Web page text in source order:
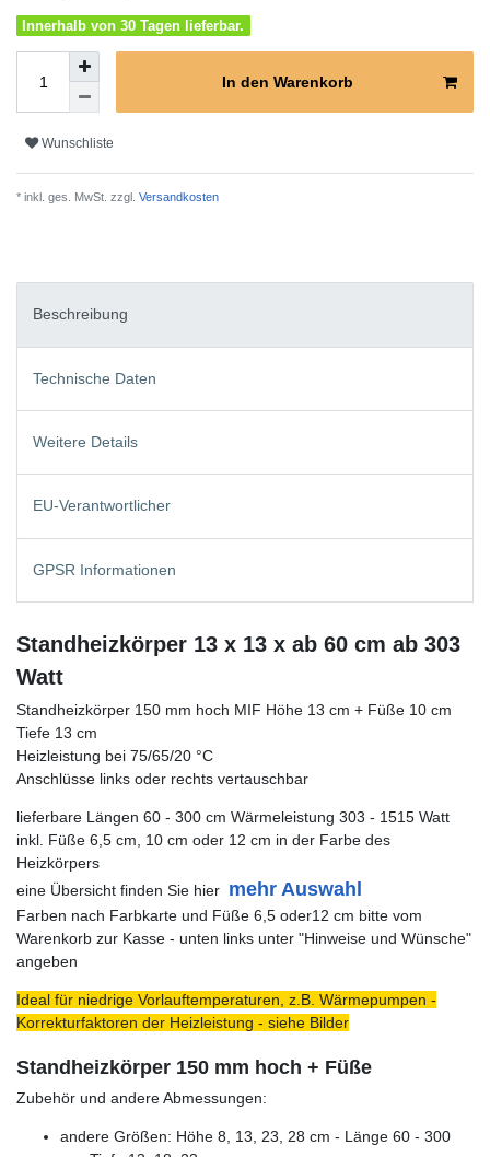
Innerhalb von 30 Tagen lieferbar.
In den Warenkorb
Wunschliste
* inkl. ges. MwSt. zzgl. Versandkosten
Beschreibung
Technische Daten
Weitere Details
EU-Verantwortlicher
GPSR Informationen
Standheizkörper 13 x 13 x ab 60 cm ab 303
Watt
Standheizkörper 150 mm hoch MIF Höhe 13 cm + Füße 10 cm
Tiefe 13 cm
Heizleistung bei 75/65/20 °C
Anschlüsse links oder rechts vertauschbar
lieferbare Längen 60 - 300 cm Wärmeleistung 303 - 1515 Watt
inkl. Füße 6,5 cm, 10 cm oder 12 cm in der Farbe des
Heizkörpers
eine Übersicht finden Sie hier mehr Auswahl
Farben nach Farbkarte und Füße 6,5 oder12 cm bitte vom
Warenkorb zur Kasse - unten links unter "Hinweise und Wünsche"
angeben
Ideal für niedrige Vorlauftemperaturen, z.B. Wärmepumpen -
Korrekturfaktoren der Heizleistung - siehe Bilder
Standheizkörper 150 mm hoch + Füße
Zubehör und andere Abmessungen:
andere Größen: Höhe 8, 13, 23, 28 cm - Länge 60 - 300